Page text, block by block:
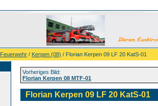
Feuerwehr / Kerpen (08) / Florian Kerpen 09 LF 20 KatS-01
Vorheriges Bild:
Florian Kerpen 08 MTF-01
Florian Kerpen 09 LF 20 KatS-01